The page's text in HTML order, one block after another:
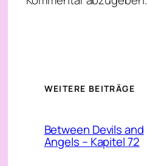
WEITERE BEITRÄGE
Between Devils and
Angels – Kapitel 72